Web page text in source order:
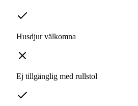
Husdjur välkomna
Ej tillgänglig med rullstol